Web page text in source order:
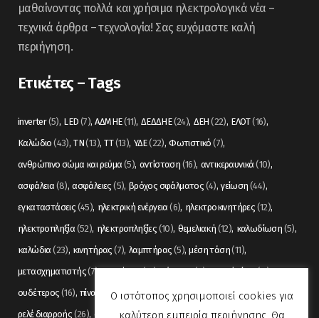
μαθαίνοντας πολλά και χρήσιμα ηλεκτρολογικά νέα –
τεχνικά άρθρα – τεχνολογία! Σας ευχόμαστε καλή
περιήγηση.
Ετικέτες – Tags
inverter(5) LED (7) ΑΔΜΗΕ(11) ΔΕΔΔΗΕ(24) ΔΕΗ (22) ΕΛΟΤ(16)
Καλώδιο (43) ΤΝ(13) ΤΤ(13) ΥΔΕ(22) Φωτιστικό (7)
ανθρώπινο σώμα και ρεύμα (5) αντίσταση (16) αντικεραυνικά (10)
ασφάλεια (8) ασφάλειες (5) βρόχος σφάλματος (4) γείωση (44)
εγκαταστάσεις (45) ηλεκτρική ενέργεια (6) ηλεκτροκινητήρες (12)
ηλεκτροπληξία (52) ηλεκτροπληξίες (10) θεμελιακή (12) καλωδίωση (5)
καλώδια (23) κινητήρας (7) λαμπτήρας (5) μέση τάση(11)
μετασχηματιστής(7) μετρήσεις(12) μόνωση(6) οπτικές ίνες(11)
ουδέτερος (16) πίνακας (17) πίνακες(7) πυρανίχνευση (6) ρελέ(36)
ρελέ διαρροής (26) συναγερμός(5) σωληνώσεις(5) τάση(13)
Ο ιστότοπος χρησιμοποιεί cookies για
καλύτερη εμπειρία περιήγησης. Θα